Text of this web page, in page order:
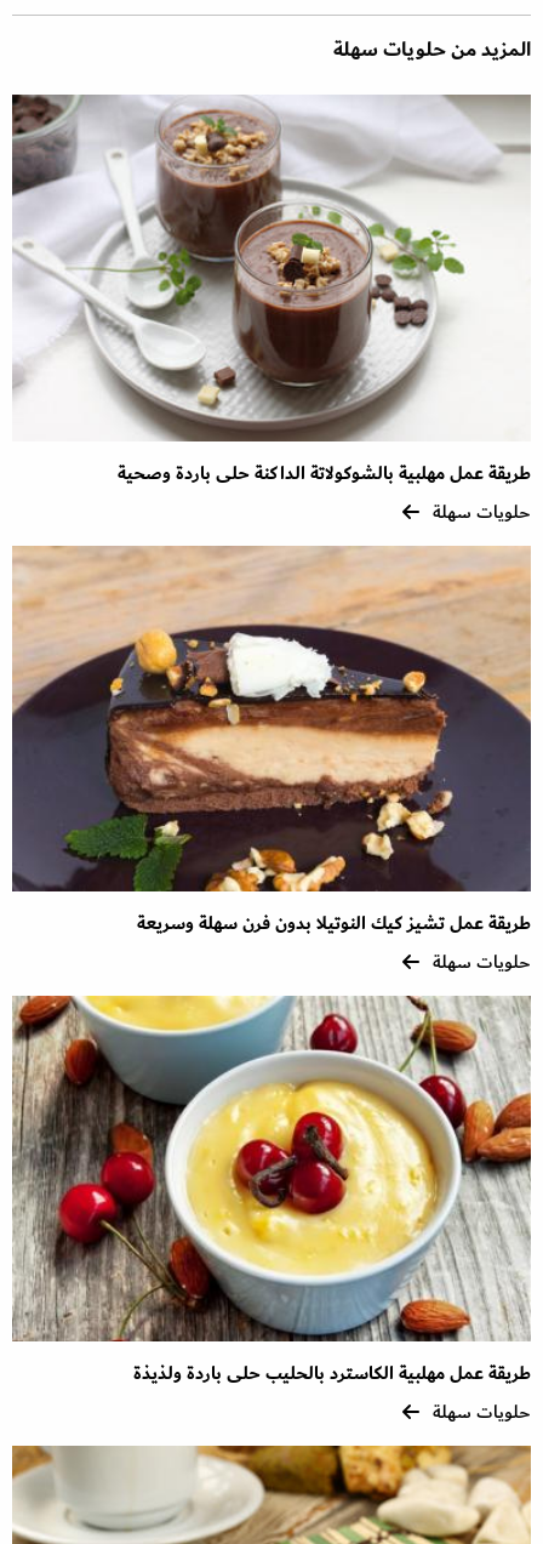
المزيد من حلويات سهلة
طريقة عمل مهلبية بالشوكولاتة الداكنة حلى باردة وصحية
حلويات سهلة
طريقة عمل تشيز كيك النوتيلا بدون فرن سهلة وسريعة
حلويات سهلة
طريقة عمل مهلبية الكاسترد بالحليب حلى باردة ولذيذة
حلويات سهلة